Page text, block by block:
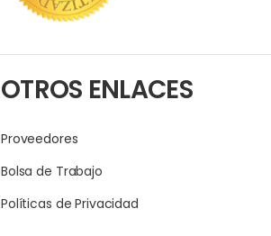
OTROS ENLACES
Proveedores
Bolsa de Trabajo
Políticas de Privacidad